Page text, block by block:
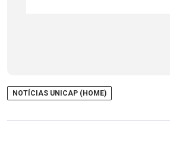
NOTÍCIAS UNICAP (HOME)